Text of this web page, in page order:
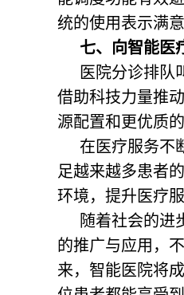
统的使用表示满
七、向智能医
医院分诊排队
借助科技力量推
源配置和更优质
在医疗服务不
足越来越多患者
环境，提升医疗
随着社会的进
的推广与应用，
来，智能医院将